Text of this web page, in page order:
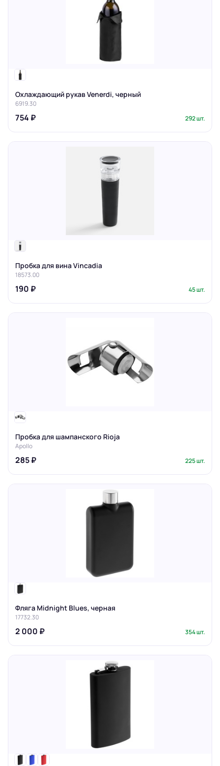
Охлаждающий рукав Venerdi, черный
6919.30
754 ₽ 292 шт.
Пробка для вина Vincadia
18573.00
190 ₽ 45 шт.
Пробка для шампанского Rioja
Apollo
285 ₽ 225 шт.
Фляга Midnight Blues, черная
17732.30
2 000 ₽ 354 шт.